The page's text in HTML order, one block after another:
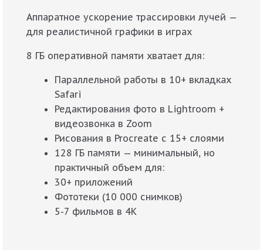
Аппаратное ускорение трассировки лучей —
для реалистичной графики в играх
8 ГБ оперативной памяти хватает для:
Параллельной работы в 10+ вкладках
Safari
Редактирования фото в Lightroom +
видеозвонка в Zoom
Рисования в Procreate с 15+ слоями
128 ГБ памяти — минимальный, но
практичный объем для:
30+ приложений
Фототеки (10 000 снимков)
5-7 фильмов в 4K